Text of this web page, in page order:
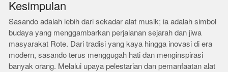
Kesimpulan
Sasando adalah lebih dari sekadar alat musik; ia adalah simbol
budaya yang menggambarkan perjalanan sejarah dan jiwa
masyarakat Rote. Dari tradisi yang kaya hingga inovasi di era
modern, sasando terus menggugah hati dan menginspirasi
banyak orang. Melalui upaya pelestarian dan pemanfaatan alat